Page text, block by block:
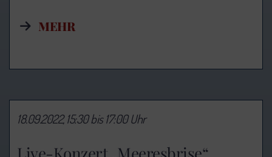
MEHR
18.09.2022, 15:30 bis 17:00 Uhr